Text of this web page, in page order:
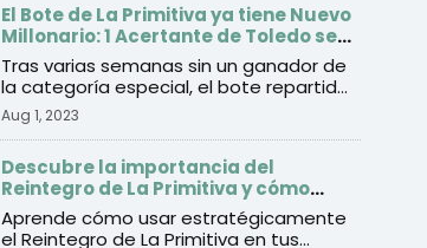
El Bote de La Primitiva ya tiene Nuevo
Millonario: 1 Acertante de Toledo se
lleva el Premio de 57 Millones
Tras varias semanas sin un ganador de
la categoría especial, el bote repartido
este lunes se con ...
Aug 1, 2023
Descubre la importancia del
Reintegro de La Primitiva y cómo
utilizarlo estratégicamente
Aprende cómo usar estratégicamente
el Reintegro de La Primitiva en tus